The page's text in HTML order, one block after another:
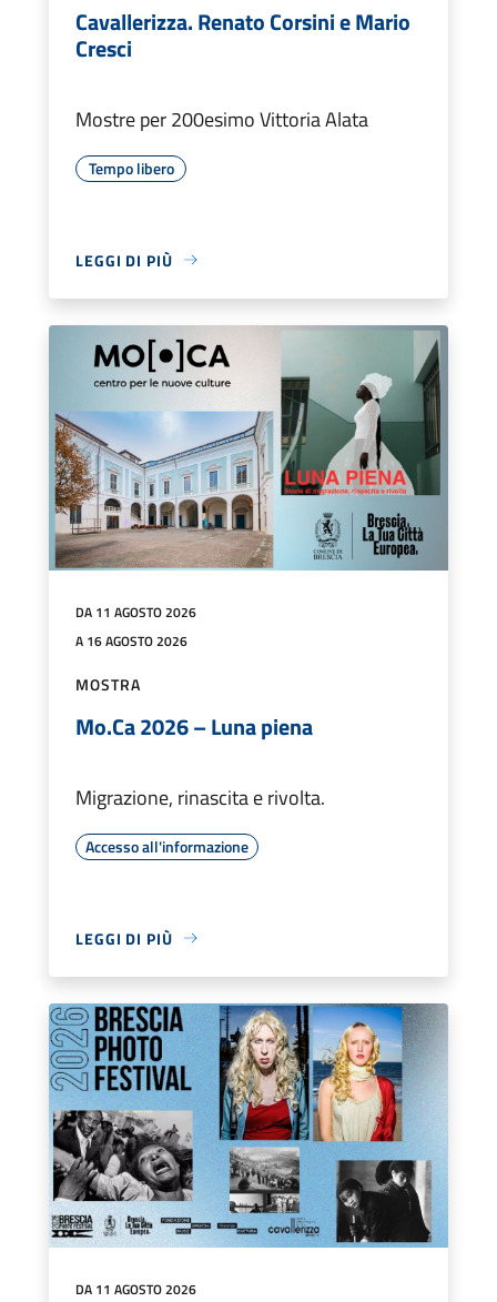
Cavallerizza. Renato Corsini e Mario
Cresci
Mostre per 200esimo Vittoria Alata
Tempo libero
LEGGI DI PIÙ
DA 11 AGOSTO 2026
A 16 AGOSTO 2026
MOSTRA
Mo.Ca 2026 – Luna piena
Migrazione, rinascita e rivolta.
Accesso all'informazione
LEGGI DI PIÙ
DA 11 AGOSTO 2026